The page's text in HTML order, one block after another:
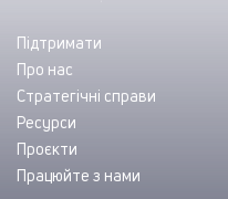
Підтримати
Про нас
Стратегічні справи
Ресурси
Проєкти
Працюйте з нами